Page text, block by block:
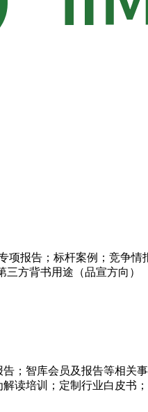
项报告；标杆案例；竞争情
方背书用途（品宣方向）
；智库会员及报告等相关
读培训；定制行业白皮书